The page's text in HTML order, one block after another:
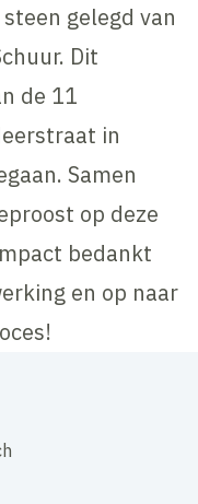
gelegd van
Dit
de 11
in
Samen
op deze
bedankt
en op naar